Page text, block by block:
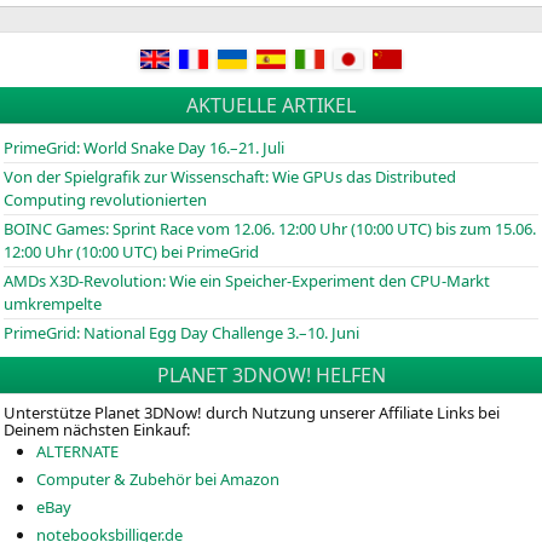
AKTUELLE ARTIKEL
PrimeGrid: World Snake Day 16.–21. Juli
Von der Spielgrafik zur Wissenschaft: Wie GPUs das Distributed
Computing revolutionierten
BOINCGames: Sprint Race vom 12.06. 12:00 Uhr (10:00 UTC) bis zum 15.06.
12:00 Uhr (10:00 UTC) bei PrimeGrid
AMDs X3D-Revolution: Wie ein Speicher-Experiment den CPU-Markt
umkrempelte
PrimeGrid: National Egg Day Challenge 3.–10. Juni
PLANET 3DNOW! HELFEN
Unterstütze Planet 3DNow! durch Nutzung unserer Affiliate Links bei
Deinem nächsten Einkauf:
ALTERNATE
Computer & Zubehör bei Amazon
eBay
notebooksbilliger.de